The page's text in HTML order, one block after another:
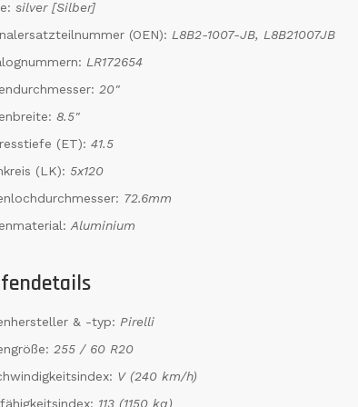
silver [Silber]
(OEN): L8B2-1007-JB, L8B21007JB
LR172654
20"
8.5"
(ET): 41.5
(LK): 5x120
72.6mm
Aluminium
& -typ: Pirelli
255 / 60 R20
V (240 km/h)
113 (1150 kg)